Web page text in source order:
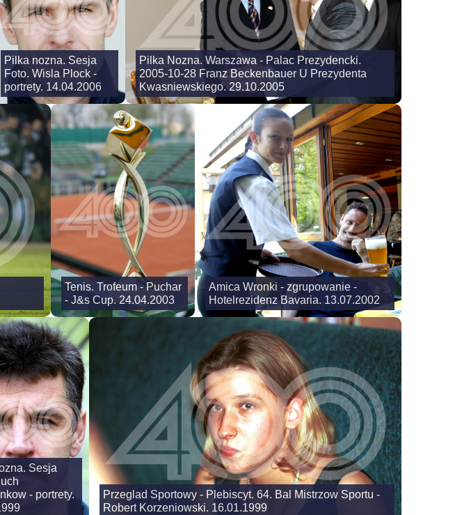
Pilka nozna. Sesja
Foto. Wisla Plock -
portrety. 14.04.2006
Pilka Nozna. Warszawa - Palac Prezydencki.
2005-10-28 Franz Beckenbauer U Prezydenta
Kwasniewskiego. 29.10.2005
Tenis. Trofeum - Puchar
- J&s Cup. 24.04.2003
Amica Wronki - zgrupowanie -
Hotelrezidenz Bavaria. 13.07.2002
Sesja
- portrety.
Przeglad Sportowy - Plebiscyt. 64. Bal Mistrzow Sportu -
Robert Korzeniowski. 16.01.1999